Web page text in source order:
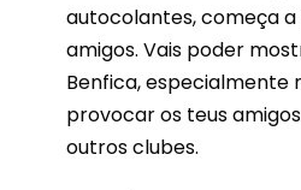
autocolantes, começa
amigos. Vais poder
Benfica, especialmente
provocar os teus
outros clubes.